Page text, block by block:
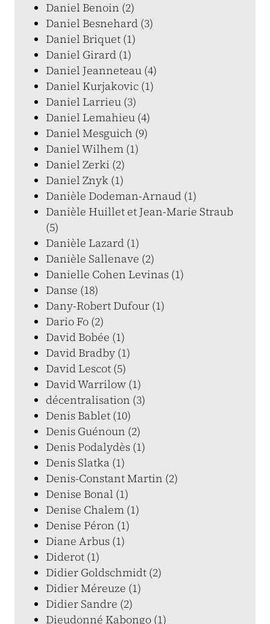
Daniel Benoin (2)
Daniel Besnehard (3)
Daniel Briquet (1)
Daniel Girard (1)
Daniel Jeanneteau (4)
Daniel Kurjakovic (1)
Daniel Larrieu (3)
Daniel Lemahieu (4)
Daniel Mesguich (9)
Daniel Wilhem (1)
Daniel Zerki (2)
Daniel Znyk (1)
Danièle Dodeman-Arnaud (1)
Danièle Huillet et Jean-Marie Straub
(5)
Danièle Lazard (1)
Danièle Sallenave (2)
Danielle Cohen Levinas (1)
Danse (18)
Dany-Robert Dufour (1)
Dario Fo (2)
David Bobée (1)
David Bradby (1)
David Lescot (5)
David Warrilow (1)
décentralisation (3)
Denis Bablet (10)
Denis Guénoun (2)
Denis Podalydès (1)
Denis Slatka (1)
Denis-Constant Martin (2)
Denise Bonal (1)
Denise Chalem (1)
Denise Péron (1)
Diane Arbus (1)
Diderot (1)
Didier Goldschmidt (2)
Didier Méreuze (1)
Didier Sandre (2)
Dieudonné Kabongo (1)